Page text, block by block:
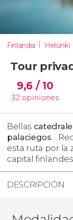
Finlandia Helsinki
Tour
9,6 / 10
32 opiniones
Bellas
palaciegos…
esta ruta por la
capital
DESCRIPCIÓN